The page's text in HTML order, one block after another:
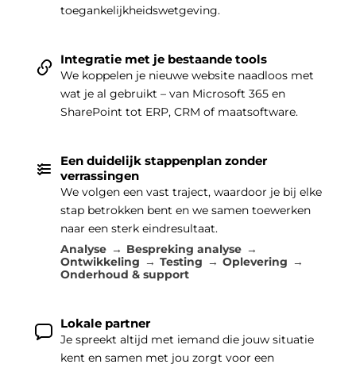
toegankelijkheidswetgeving.
Integratie met je bestaande tools
We koppelen je nieuwe website naadloos met
wat je al gebruikt – van Microsoft 365 en
SharePoint tot ERP, CRM of maatsoftware.
Een duidelijk stappenplan zonder
verrassingen
We volgen een vast traject, waardoor je bij elke
stap betrokken bent en we samen toewerken
naar een sterk eindresultaat.
Analyse
Bespreking analyse
Ontwikkeling
Testing
Oplevering
Onderhoud & support
Lokale partner
Je spreekt altijd met iemand die jouw situatie
kent en samen met jou zorgt voor een